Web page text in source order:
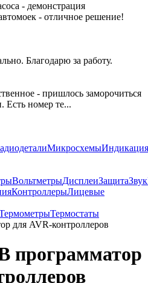
- демонстрация
- отличное решение!
Благодарю за работу.
- пришлось заморочиться
Есть номер те...
МикросхемыИндикация
ВольтметрыДисплеиЗащитаЗвук
КонтроллерыЛицевые
Термостаты
для AVR-контроллеров
программатор